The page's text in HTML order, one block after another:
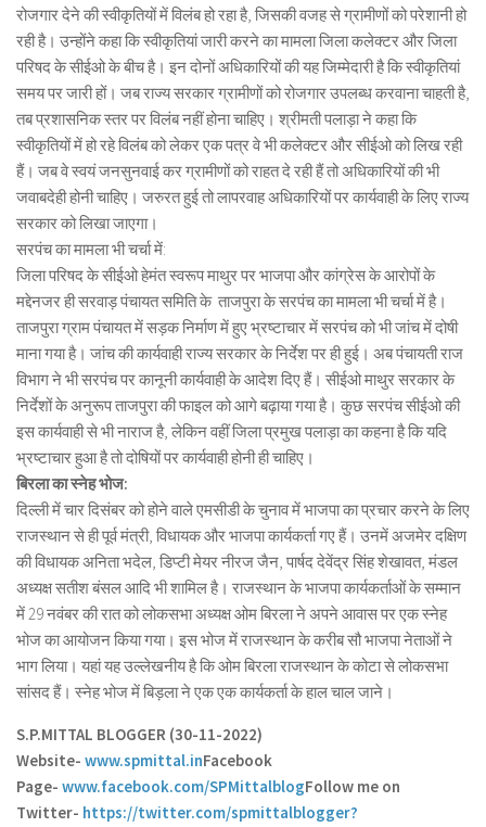
रोजगार देने की स्वीकृतियों में विलंब हो रहा है, जिसकी वजह से ग्रामीणों को परेशानी हो
रही है। उन्होंने कहा कि स्वीकृतियां जारी करने का मामला जिला कलेक्टर और जिला
परिषद के सीईओ के बीच है। इन दोनों अधिकारियों की यह जिम्मेदारी है कि स्वीकृतियां
समय पर जारी हों। जब राज्य सरकार ग्रामीणों को रोजगार उपलब्ध करवाना चाहती है,
तब प्रशासनिक स्तर पर विलंब नहीं होना चाहिए। श्रीमती पलाड़ा ने कहा कि
स्वीकृतियों में हो रहे विलंब को लेकर एक पत्र वे भी कलेक्टर और सीईओ को लिख रही
हैं। जब वे स्वयं जनसुनवाई कर ग्रामीणों को राहत दे रही हैं तो अधिकारियों की भी
जवाबदेही होनी चाहिए। जरुरत हुई तो लापरवाह अधिकारियों पर कार्यवाही के लिए राज्य
सरकार को लिखा जाएगा।
सरपंच का मामला भी चर्चा में:
जिला परिषद के सीईओ हेमंत स्वरूप माथुर पर भाजपा और कांग्रेस के आरोपों के
मद्देनजर ही सरवाड़ पंचायत समिति के ताजपुरा के सरपंच का मामला भी चर्चा में है।
ताजपुरा ग्राम पंचायत में सड़क निर्माण में हुए भ्रष्टाचार में सरपंच को भी जांच में दोषी
माना गया है। जांच की कार्यवाही राज्य सरकार के निर्देश पर ही हुई। अब पंचायती राज
विभाग ने भी सरपंच पर कानूनी कार्यवाही के आदेश दिए हैं। सीईओ माथुर सरकार के
निर्देशों के अनुरूप ताजपुरा की फाइल को आगे बढ़ाया गया है। कुछ सरपंच सीईओ की
इस कार्यवाही से भी नाराज है, लेकिन वहीं जिला प्रमुख पलाड़ा का कहना है कि यदि
भ्रष्टाचार हुआ है तो दोषियों पर कार्यवाही होनी ही चाहिए।
बिरला का स्नेह भोज:
दिल्ली में चार दिसंबर को होने वाले एमसीडी के चुनाव में भाजपा का प्रचार करने के लिए
राजस्थान से ही पूर्व मंत्री, विधायक और भाजपा कार्यकर्ता गए हैं। उनमें अजमेर दक्षिण
की विधायक अनिता भदेल, डिप्टी मेयर नीरज जैन, पार्षद देवेंद्र सिंह शेखावत, मंडल
अध्यक्ष सतीश बंसल आदि भी शामिल है। राजस्थान के भाजपा कार्यकर्ताओं के सम्मान
में 29 नवंबर की रात को लोकसभा अध्यक्ष ओम बिरला ने अपने आवास पर एक स्नेह
भोज का आयोजन किया गया। इस भोज में राजस्थान के करीब सौ भाजपा नेताओं ने
भाग लिया। यहां यह उल्लेखनीय है कि ओम बिरला राजस्थान के कोटा से लोकसभा
सांसद हैं। स्नेह भोज में बिड़ला ने एक एक कार्यकर्ता के हाल चाल जाने।
S.P.MITTAL BLOGGER (30-11-2022)
Website- www.spmittal.inFacebook
Page- www.facebook.com/SPMittalblogFollow me on
Twitter- https://twitter.com/spmittalblogger?